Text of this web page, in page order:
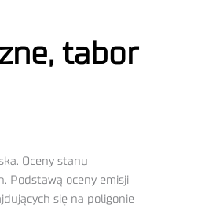
tabor
Oceny stanu
Podstawą oceny emisji
się na poligonie